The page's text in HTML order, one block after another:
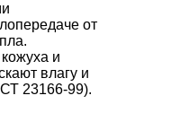
от
и
влагу и
23166-99).